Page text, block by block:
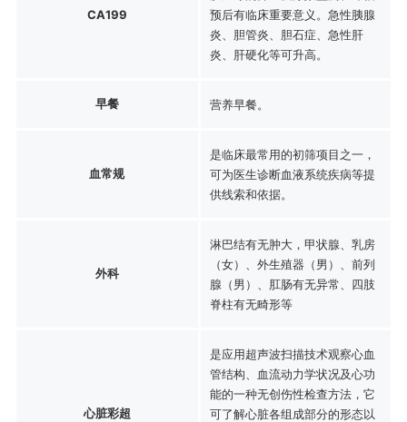
CA199
预后有临床重要意义。急性胰腺
炎、胆管炎、胆石症、急性肝
炎、肝硬化等可升高。
早餐 营养早餐。
血常规
是临床最常用的初筛项目之一，
可为医生诊断血液系统疾病等提
供线索和依据。
外科
淋巴结有无肿大，甲状腺、乳房
（女）、外生殖器（男）、前列
腺（男）、肛肠有无异常、四肢
脊柱有无畸形等
心脏彩超
是应用超声波扫描技术观察心血
管结构、血流动力学状况及心功
能的一种无创伤性检查方法，它
可了解心脏各组成部分的形态以